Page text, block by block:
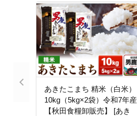
あきたこまち 精米（白米）
10kg（5kg×2袋）令和7年産
【秋田食糧卸販売】 [あき